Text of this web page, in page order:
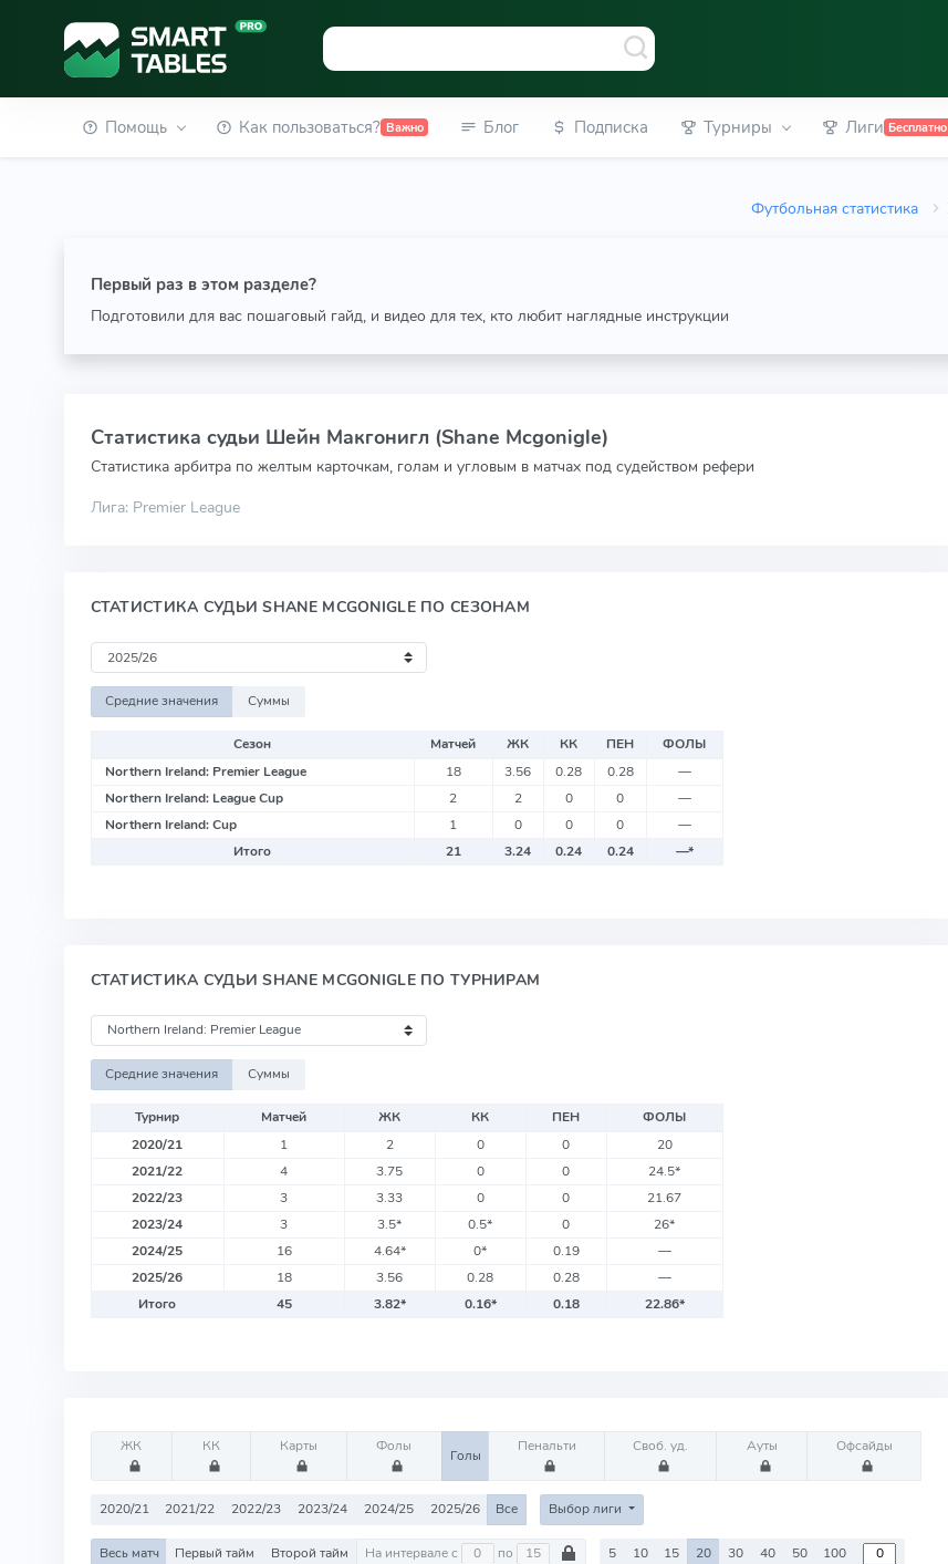
Помощь Как пользоваться? Важно Блог Подписка Турниры Лиги Бесплатно
Футбольная статистика
Первый раз в этом разделе?
Подготовили для вас пошаговый гайд, и видео для тех, кто любит наглядные инструкции
Статистика судьи Шейн Макгонигл (Shane Mcgonigle)
Статистика арбитра по желтым карточкам, голам и угловым в матчах под судейством рефери
Лига: Premier League
СТАТИСТИКА СУДЬИ SHANE MCGONIGLE ПО СЕЗОНАМ
Средние значения Суммы
Сезон Матчей ЖК КК ПЕН
ФОЛЫ
Northern Ireland: Premier League
18 3.56 0.28 0.28
—
Northern Ireland: League Cup
2 2 0 0
—
Northern Ireland: Cup
1 0 0 0
—
Итого
21 3.24 0.24 0.24 —*
СТАТИСТИКА СУДЬИ SHANE MCGONIGLE ПО ТУРНИРАМ
Средние значения Суммы
Турнир Матчей ЖК КК ПЕН
ФОЛЫ
2020/21
1 2 0 0
20
2021/22
4 3.75 0 0 24.5*
2022/23
3 3.33 0 0
21.67
2023/24
3 3.5* 0.5* 0 26*
2024/25
16 4.64* 0* 0.19
—
2025/26
18 3.56 0.28 0.28
—
Итого
45 3.82* 0.16* 0.18 22.86*
ЖК КК Карты Фолы
Голы
Пенальти Своб. уд. Ауты Офсайды
2020/21 2021/22 2022/23 2023/24 2024/25 2025/26 Все Выбор лиги
Весь матч Первый тайм Второй тайм На интервале с по 5 10 15 20 30 40 50 100